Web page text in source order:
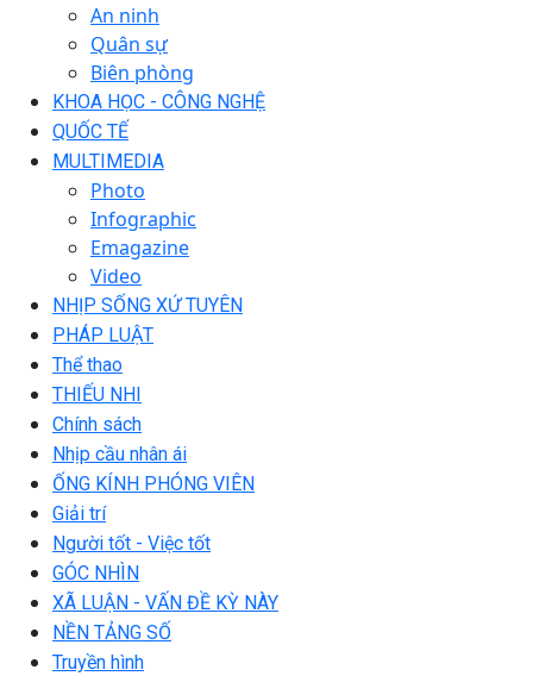
An ninh
Quân sự
Biên phòng
KHOA HỌC - CÔNG NGHỆ
QUỐC TẾ
MULTIMEDIA
Photo
Infographic
Emagazine
Video
NHỊP SỐNG XỨ TUYÊN
PHÁP LUẬT
Thể thao
THIẾU NHI
Chính sách
Nhịp cầu nhân ái
ỐNG KÍNH PHÓNG VIÊN
Giải trí
Người tốt - Việc tốt
GÓC NHÌN
XÃ LUẬN - VẤN ĐỀ KỲ NÀY
NỀN TẢNG SỐ
Truyền hình